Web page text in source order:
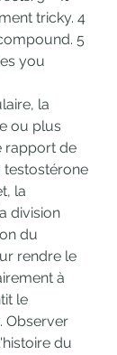
tricky. 4
5
you
la
ou plus
rapport de
testostérone
la
division
du
rendre le
à
le
Observer
du